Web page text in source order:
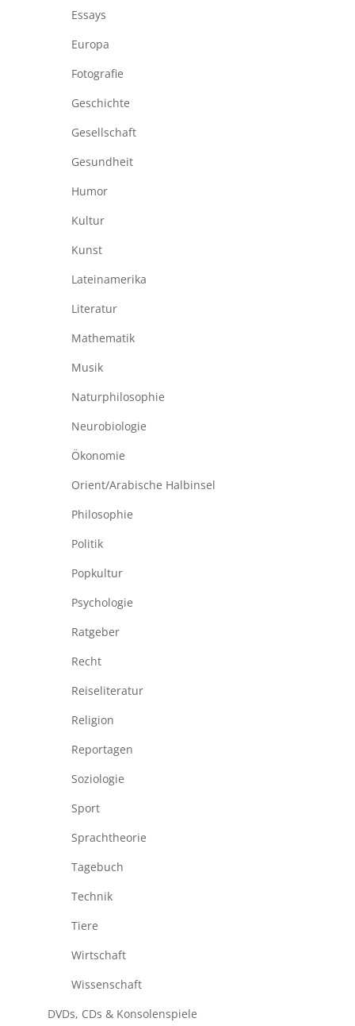
Essays
Europa
Fotografie
Geschichte
Gesellschaft
Gesundheit
Humor
Kultur
Kunst
Lateinamerika
Literatur
Mathematik
Musik
Naturphilosophie
Neurobiologie
Ökonomie
Orient/Arabische Halbinsel
Philosophie
Politik
Popkultur
Psychologie
Ratgeber
Recht
Reiseliteratur
Religion
Reportagen
Soziologie
Sport
Sprachtheorie
Tagebuch
Technik
Tiere
Wirtschaft
Wissenschaft
DVDs, CDs & Konsolenspiele